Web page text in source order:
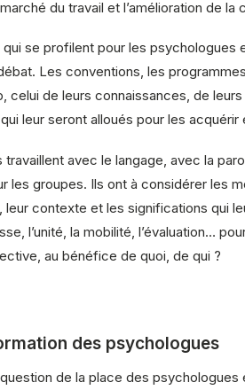
du travail et l’amélioration de la
se profilent pour les psychologues
Les conventions, les
celui de leurs connaissances, de
leur seront alloués pour les acquérir
travaillent avec le langage, avec la
les groupes. Ils ont à considérer les
leur contexte et les significations qui
l’unité, la mobilité, l’évaluation…
au bénéfice de quoi, de qui ?
des psychologues
question de la place des psychologues